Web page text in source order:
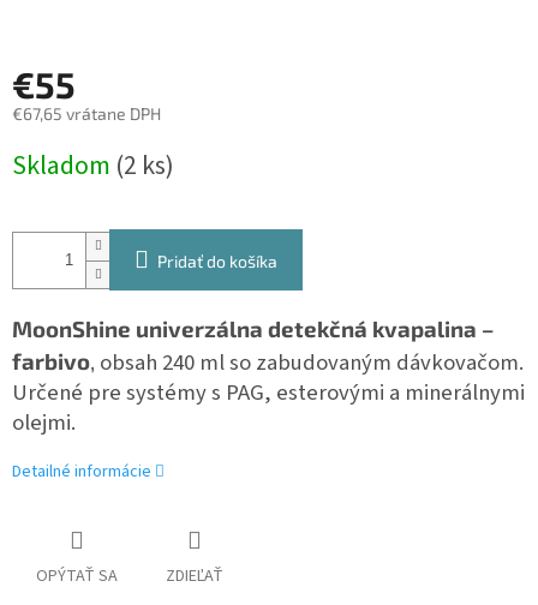
€55
€67,65 vrátane DPH
cena:
Skladom (2 ks)
Pridať do košíka
MoonShine univerzálna detekčná kvapalina –
farbivo, obsah 240 ml so zabudovaným dávkovačom.
Určené pre systémy s PAG, esterovými a minerálnymi
olejmi.
Detailné informácie
OPÝTAŤ SA ZDIEĽAŤ